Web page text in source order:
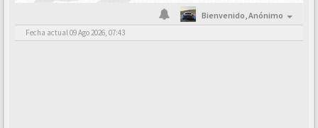
Bienvenido,Anónimo
Fecha actual 09 Ago 2026, 07:43